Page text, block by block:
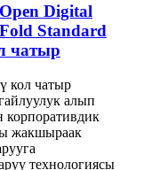
Digital
Standard
чатыр
кол чатыр
алып
корпоративдик
жакшыраак
технологиясы